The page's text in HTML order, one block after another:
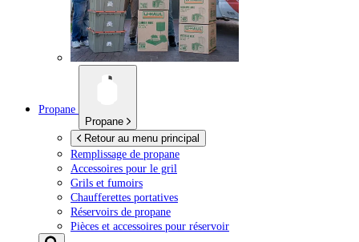
Propane
Propane
Retour au menu principal
Remplissage de propane
Accessoires pour le gril
Grils et fumoirs
Chaufferettes portatives
Réservoirs de propane
Pièces et accessoires pour réservoir